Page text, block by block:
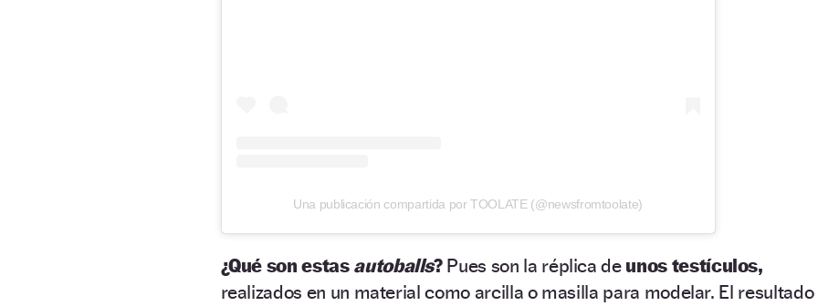
Una publicación compartida por TOOLATE (@newsfromtoolate)
¿Qué son estas autoballs? Pues son la réplica deunos testículos,
realizados en un material como arcilla o masilla para modelar. El resultado